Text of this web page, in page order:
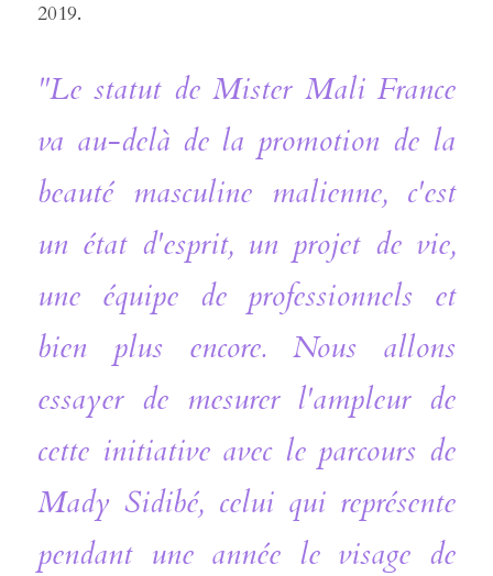
2019.
"Le statut de Mister Mali France
va au-delà de la promotion de la
beauté masculine malienne, c'est
un état d'esprit, un projet de vie,
une équipe de professionnels et
bien plus encore. Nous allons
essayer de mesurer l'ampleur de
cette initiative avec le parcours de
Mady Sidibé, celui qui représente
pendant une année le visage de